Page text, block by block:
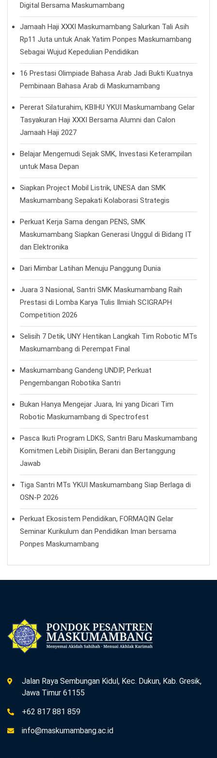
Digital Bersama Maskumambang
Jamaah Haji XXXI Maskumambang Salurkan Tali Asih
Rp11 Juta untuk Anak Yatim Ponpes Maskumambang
Sebagai Wujud Kepedulian Pendidikan
16 Prestasi Olimpiade Bahasa Arab Jadi Bukti Kuatnya
Pembinaan Bahasa Arab di Maskumambang
Pererat Silaturahim, KBIHU YKUI Maskumambang Gelar
Tasyakuran Haji XXXI Bersama Alumni dan Calon
Jamaah Haji 2027
Belajar Mengemudi Sejak SMK, Investasi Keterampilan
untuk Masa Depan
Siapkan Project Mobil Listrik, UNESA dan SMK
Maskumambang Sepakati Kolaborasi Strategis
Perkuat Kerja Sama dengan PENS, SMK
Maskumambang Siapkan Generasi Unggul di Bidang IT
dan Elektronika
Dari Mimbar Latihan Menuju Panggung Dunia
Juara 3 Nasional, Santri SMK Maskumambang Raih
Prestasi di Lomba Karya Tulis Ilmiah SCIGRAPH
Competition 2026
Selisih 7 Detik, UNY Hentikan Langkah Tim Robotic MTs
Maskumambang di Perempat Final
Maskumambang Gandeng UNDIP, Perkuat
Pengembangan Robotika Santri
Bukan Hanya Mengejar Juara, Ini yang Dicari Tim
Robotic Maskumambang di Spectrofest
Pasca Ikuti Program LDKS, Santri Baru Maskumambang
Komitmen Lebih Disiplin, Berani dan Bertanggung
Jawab
Tiga Santri MTs YKUI Maskumambang Siap Berlaga di
OSN-P 2026
Perkuat Ekosistem Pendidikan, FORMAQIN Gelar
Seminar Kurikulum dan Pendidikan Iman bersama
Ponpes Maskumambang
Jalan Raya Sembungan Kidul, Kec. Dukun, Kab. Gresik,
Jawa Timur 61155
+62 817 881 859
info@maskumambang.ac.id